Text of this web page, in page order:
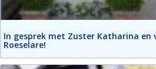
In gesprek met Zuster Katharina en
Roeselare!